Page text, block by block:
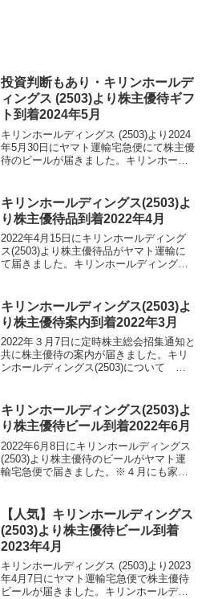
投資判断もあり・キリンホールデ
ィングス (2503)より株主優待ギフ
ト到着2024年5月
キリンホールディングス (2503)より2024
年5月30日にヤマト運輸宅急便にて株主優
待のビールが届きました。キリンホール
す。キリンホールディングス (250...
キリンホールディングス(2503)よ
り株主優待品到着2022年4月
2022年4月15日にキリンホールディング
ス(2503)より株主優待品がヤマト運輸に
て届きました。キリンホールディングス
ールディングス(2503)は、皆さんご存知...
キリンホールディングス(2503)よ
り株主優待案内到着2022年3月
2022年３月7日に定時株主総会招集通知と
共に株主優待の案内が届きました。キリ
ンホールディングス(2503)について 銘
(2503)は、皆さんご存知のキリンビール
の会社です...
キリンホールディングス(2503)よ
り株主優待ビール到着2022年6月
2022年6月8日にキリンホールディングス
(2503)より株主優待のビールがヤマト運
輸宅急便で届きました。※４月にも家族
まず銘柄について簡単にご紹介いたしま
す。キ...
【人気】キリンホールディングス
(2503)より株主優待ビール到着
2023年4月
キリンホールディングス (2503)より2023
年4月7日にヤマト運輸宅急便で株主優待
ビールが届きました。キリンホールディ